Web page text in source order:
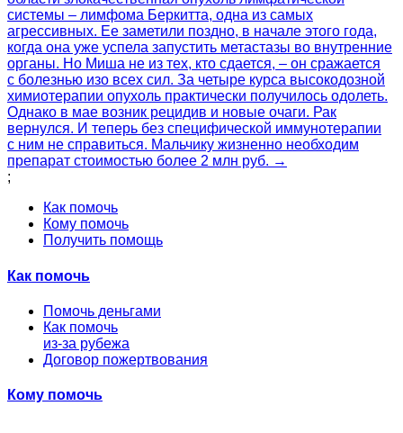
системы – лимфома Беркитта, одна из самых
агрессивных. Ее заметили поздно, в начале этого года,
когда она уже успела запустить метастазы во внутренние
органы. Но Миша не из тех, кто сдается, – он сражается
с болезнью изо всех сил. За четыре курса высокодозной
химиотерапии опухоль практически получилось одолеть.
Однако в мае возник рецидив и новые очаги. Рак
вернулся. И теперь без специфической иммунотерапии
с ним не справиться. Мальчику жизненно необходим
препарат стоимостью более 2 млн руб. →
;
Как помочь
Кому помочь
Получить помощь
Как помочь
Помочь деньгами
Как помочь
из-за рубежа
Договор пожертвования
Кому помочь